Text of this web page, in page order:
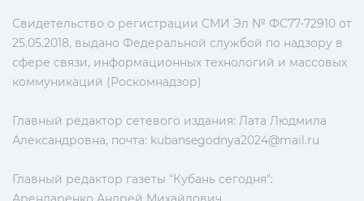
Свидетельство о регистрации СМИ Эл № ФС77-72910 от
25.05.2018, выдано Федеральной службой по надзору в
сфере связи, информационных технологий и массовых
коммуникаций (Роскомнадзор)
Главный редактор сетевого издания: Лата Людмила
Александровна, почта: kubansegodnya2024@mail.ru
Главный редактор газеты "Кубань сегодня":